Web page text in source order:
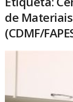
de
(CDMF/